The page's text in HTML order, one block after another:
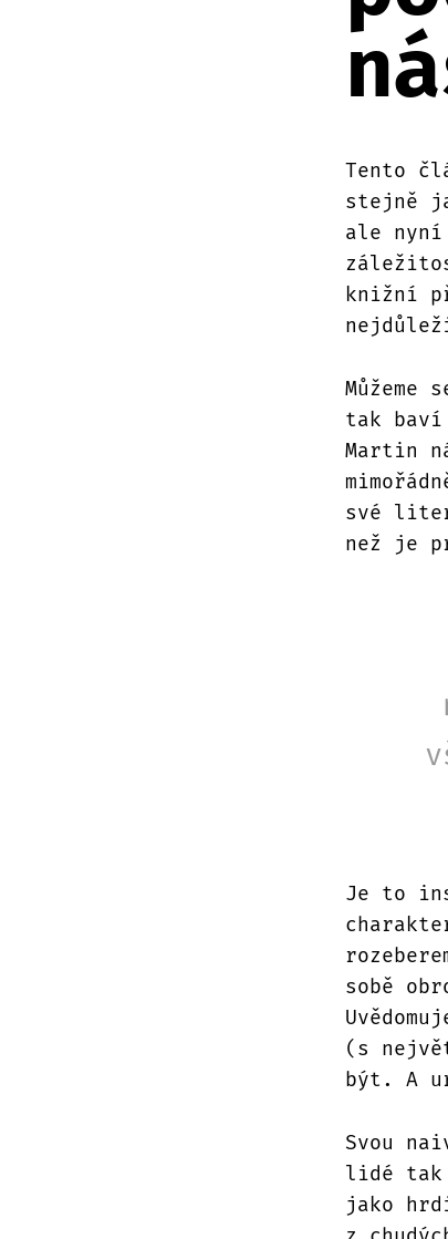
Tento
stejně
ale
knižní
tak baví
Martin
své
než je
Je to
sobě
(s
být. A
Svou
lidé tak
jako